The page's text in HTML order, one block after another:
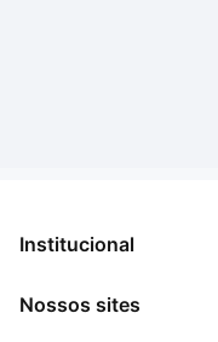
Institucional
Sobre
Nossos sites